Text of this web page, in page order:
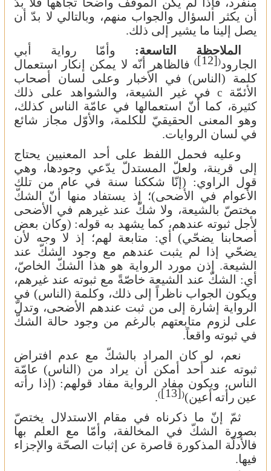
أن يكثر السؤال والجواب منهم، وبالتالي لا بدّ أن
يصل إلينا ما يشير إلى ذلك.
الملاحظة التاسعة: وأمّا رواية أبي
الجارود(
[12]
) فالظاهر أنّه لا يمكن إنكار استعمال
كلمة
(الناس) في الأخبار وعلى لسان
أصحاب
الأئمّة
c في غير الشيعة، والشواهد على ذلك
كثيرة، كما أنّ استعمالها في عامّة الناس كذلك،
وهو المعنى الحقيقيّ للكلمة، والأوّل مجاز شائع
في لسان الروايات.
وعليه فحمل اللفظ على أحد المعنيين يحتاج
إلى قرينة، ولعلّ المستدلّ يدّعي وجودها، وهي
قول الراوي: (إنّا شككنا سنة في عام من تلك
الأعوام في الأضحى)؛ إذ يستفاد منها أنّ الشكّ
مختصّ بالشيعة، ولا شكّ عند غيرهم في الأضحى
لأجل ثبوته عندهم، كما يشهد به قوله: (وكان بعض
أصحابنا يضحّي) أي: متابعة لهم؛ إذ لا وجه لأن
يضحّي إذا لم يثبت عندهم مع وجود الشكّ عند
الشيعة. إذن مورد الرواية هو هذا الشكّ الخاصّ،
أي: الشكّ عند الشيعة خاصّةً مع ثبوته عند غيرهم،
ويكون الجواب ناظراً إلى ذلك، وكلمة (الناس) في
الرواية إشارة إلى من ثبت عندهم الأضحى، وتدلّ
على لزوم متابعتهم بالرغم من وجود حالة الشكّ
في ثبوته واقعاً.
نعم، لو كان المراد بالشكّ مع عدم افتراض
ثبوته عند أحد أمكن أن يراد من (الناس) عامّة
الناس، ويكون مفاد الرواية مفاد قولهم: (إذا
رأته
عين رأته أعين)(
[13]
)
.
ثمّ إنّ ما ذكرناه في مقام الاستدلال يختصّ
بصورة الشكّ في المخالفة، وأمّا مع العلم بها
فالأدلّة المذكورة قاصرة عن إثبات الصحّة والإجزاء
فيها.